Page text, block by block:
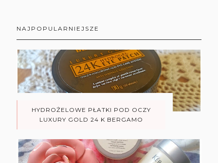
NAJPOPULARNIEJSZE
HYDROŻELOWE PŁATKI POD OCZY
LUXURY GOLD 24 K BERGAMO